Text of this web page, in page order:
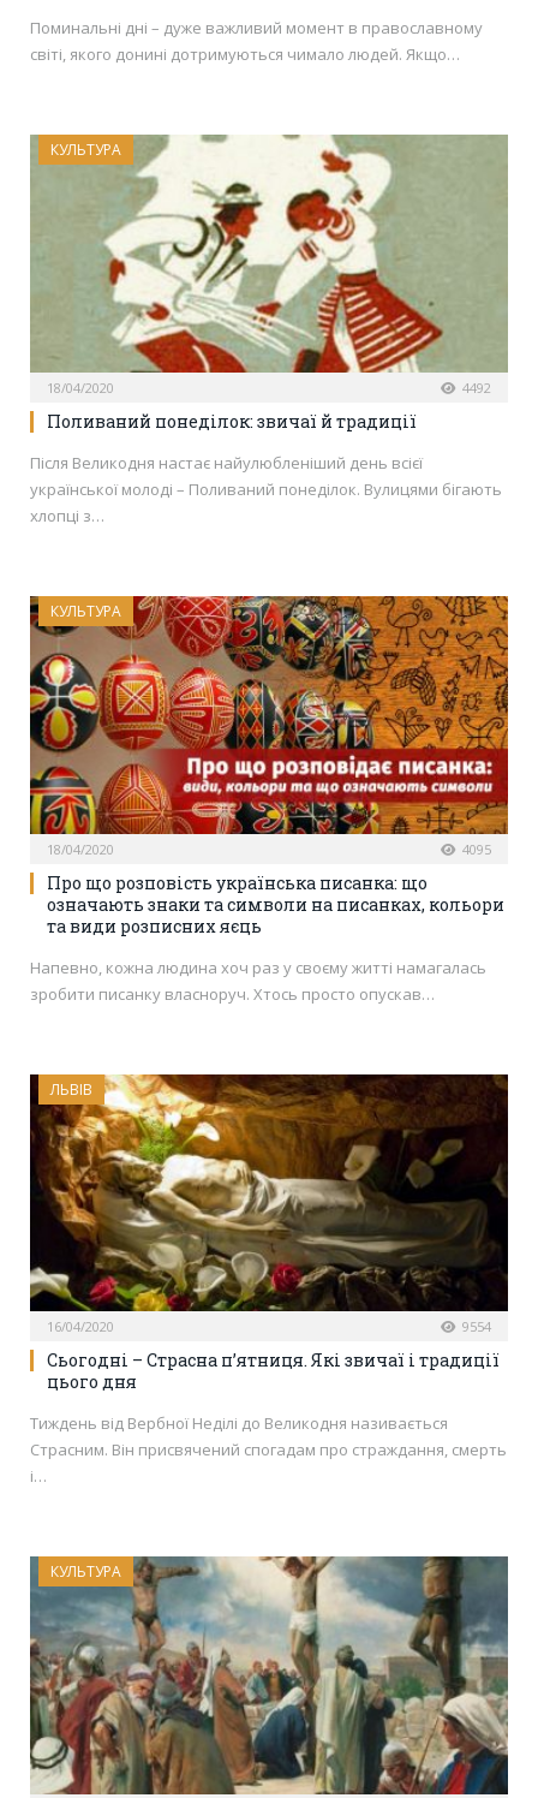
Поминальні дні – дуже важливий момент в православному
світі, якого донині дотримуються чимало людей. Якщо…
КУЛЬТУРА
18/04/2020 4492
Поливаний понеділок: звичаї й традиції
Після Великодня настає найулюбленіший день всієї
української молоді – Поливаний понеділок. Вулицями бігають
хлопці з…
КУЛЬТУРА
18/04/2020 4095
Про що розповість українська писанка: що
означають знаки та символи на писанках, кольори
та види розписних яєць
Напевно, кожна людина хоч раз у своєму житті намагалась
зробити писанку власноруч. Хтось просто опускав…
ЛЬВІВ
16/04/2020 9554
Сьогодні – Страсна п’ятниця. Які звичаї і традиції
цього дня
Тиждень від Вербної Неділі до Великодня називається
Страсним. Він присвячений спогадам про страждання, смерть
і…
КУЛЬТУРА